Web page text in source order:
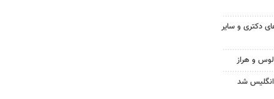
دکتری و سایر
و هراز
انگلیس شد